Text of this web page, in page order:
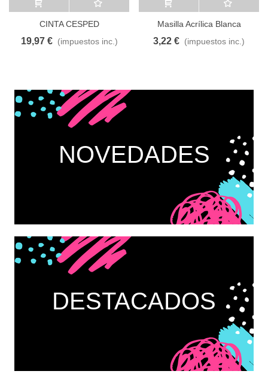
Añadir al carrito A lista de deseos
CINTA CESPED
AUTOADHESIVA 150MM * 10
M
19,97 € (impuestos inc.)
Añadir al carrito A lista de deseos
Masilla Acrílica Blanca
3,22 € (impuestos inc.)
NOVEDADES
DESTACADOS